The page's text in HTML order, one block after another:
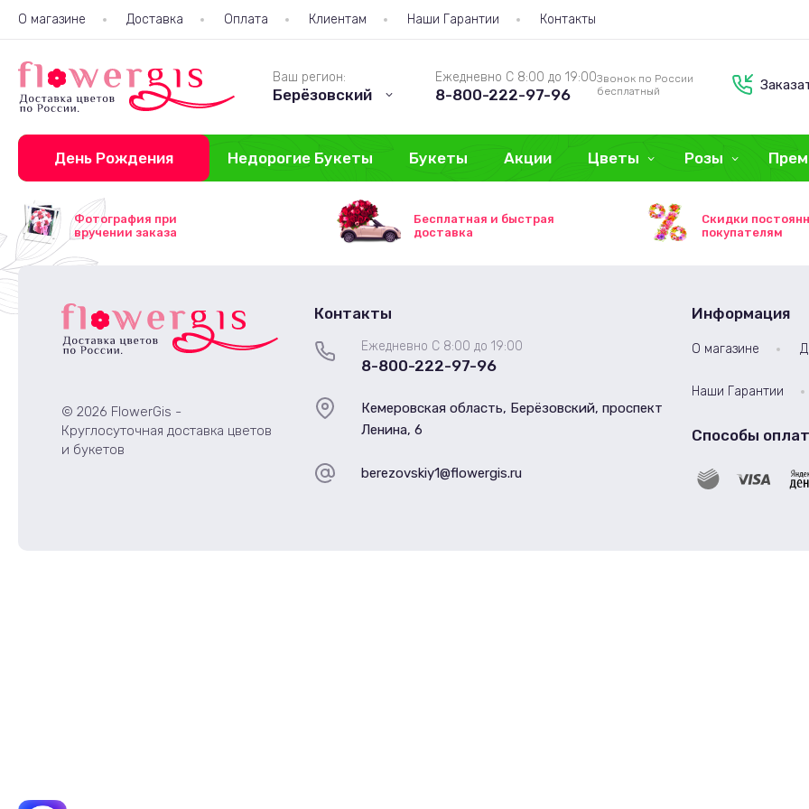
О магазине Доставка Оплата Клиентам Наши Гарантии Контакты
Ваш регион:
Берёзовский
Ежедневно С 8:00 до 19:00
8-800-222-97-96
Звонок по России
бесплатный
День Рождения Недорогие Букеты Букеты Акции Цветы Розы
Фотография при
вручении заказа
Бесплатная и быстрая
доставка
Скидки
покупателям
© 2026 FlowerGis -
Круглосуточная доставка цветов
и букетов
Контакты
Ежедневно С 8:00 до 19:00
8-800-222-97-96
Кемеровская область, Берёзовский, проспект
Ленина, 6
berezovskiy1@flowergis.ru
Информация
О магазине
Наши Гарантии
Способы